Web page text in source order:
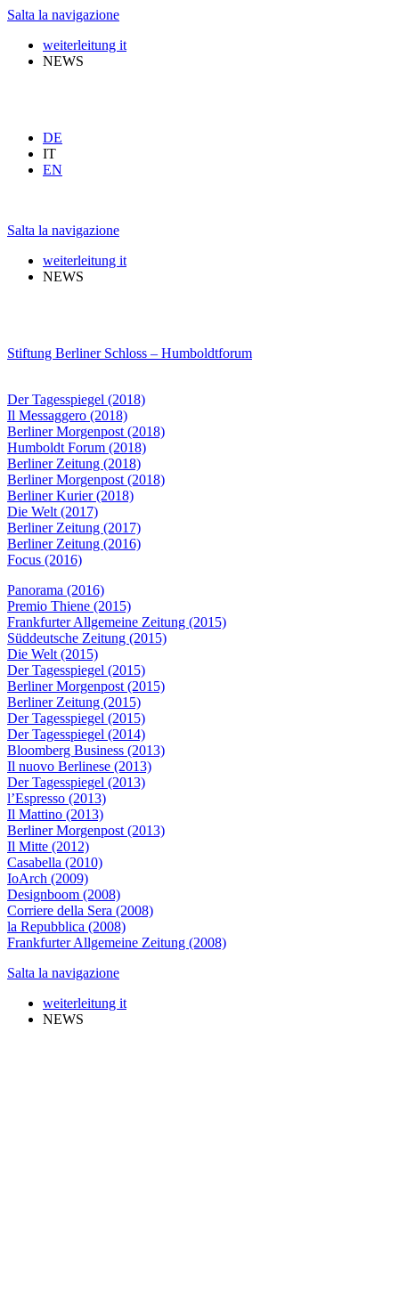
Salta la navigazione
weiterleitung it
NEWS
DE
IT
EN
Salta la navigazione
weiterleitung it
NEWS
Stiftung Berliner Schloss – Humboldtforum
Der Tagesspiegel (2018)
Il Messaggero (2018)
Berliner Morgenpost (2018)
Humboldt Forum (2018)
Berliner Zeitung (2018)
Berliner Morgenpost (2018)
Berliner Kurier (2018)
Die Welt (2017)
Berliner Zeitung (2017)
Berliner Zeitung (2016)
Focus (2016)
Panorama (2016)
Premio Thiene (2015)
Frankfurter Allgemeine Zeitung (2015)
Süddeutsche Zeitung (2015)
Die Welt (2015)
Der Tagesspiegel (2015)
Berliner Morgenpost (2015)
Berliner Zeitung (2015)
Der Tagesspiegel (2015)
Der Tagesspiegel (2014)
Bloomberg Business (2013)
Il nuovo Berlinese (2013)
Der Tagesspiegel (2013)
l’Espresso (2013)
Il Mattino (2013)
Berliner Morgenpost (2013)
Il Mitte (2012)
Casabella (2010)
IoArch (2009)
Designboom (2008)
Corriere della Sera (2008)
la Repubblica (2008)
Frankfurter Allgemeine Zeitung (2008)
Salta la navigazione
weiterleitung it
NEWS